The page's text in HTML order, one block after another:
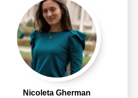
Nicoleta Gherman